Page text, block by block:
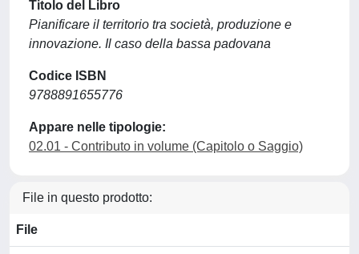
Titolo del Libro
Pianificare il territorio tra società, produzione e
innovazione. Il caso della bassa padovana
Codice ISBN
9788891655776
Appare nelle tipologie:
02.01 - Contributo in volume (Capitolo o Saggio)
File in questo prodotto:
File